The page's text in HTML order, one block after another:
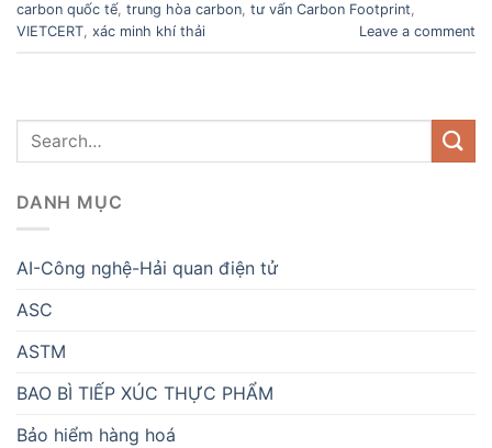
carbon quốc tế, trung hòa carbon, tư vấn Carbon Footprint,
VIETCERT, xác minh khí thải Leave a comment
DANH MỤC
AI-Công nghệ-Hải quan điện tử
ASC
ASTM
BAO BÌ TIẾP XÚC THỰC PHẨM
Bảo hiểm hàng hoá